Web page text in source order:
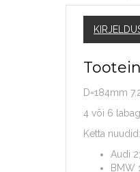
D=184mm
4 või 6
Ketta nuudid:
Audi
BMW